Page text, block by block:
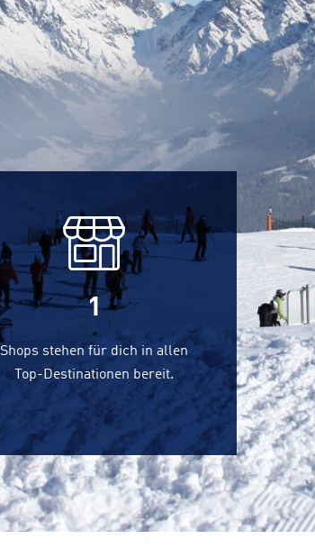
1
Shops stehen für dich in allen
Top-Destinationen bereit.